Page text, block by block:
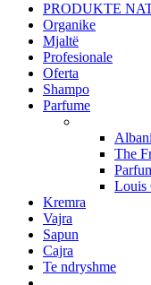
PRODUKTE
Organike
Mjaltë
Profesionale
Oferta
Shampo
Parfume
The
Louis
Kremra
Vajra
Sapun
Cajra
Te ndryshme